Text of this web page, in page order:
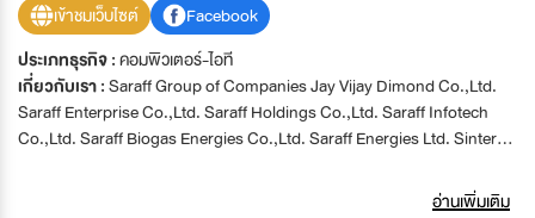
เข้าชมเว็บไซต์
Facebook
ประเภทธุรกิจ :คอมพิวเตอร์-ไอที
เกี่ยวกับเรา :Saraff Group of Companies Jay Vijay Dimond Co.,Ltd.
Saraff Enterprise Co.,Ltd. Saraff Holdings Co.,Ltd. Saraff Infotech
Co.,Ltd. Saraff Biogas Energies Co.,Ltd. Saraff Energies Ltd. Sinter
อ่านเพิ่มเติม